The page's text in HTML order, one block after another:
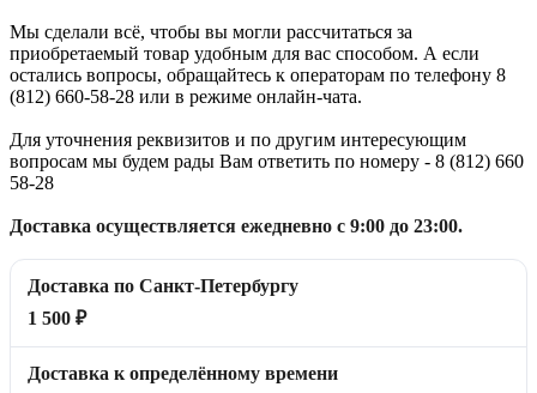
Мы сделали всё, чтобы вы могли рассчитаться за
приобретаемый товар удобным для вас способом. А если
остались вопросы, обращайтесь к операторам по телефону 8
(812) 660-58-28 или в режиме онлайн-чата.
Для уточнения реквизитов и по другим интересующим
вопросам мы будем рады Вам ответить по номеру - 8 (812) 660
58-28
Доставка осуществляется ежедневно с 9:00 до 23:00.
Доставка по Санкт-Петербургу
1 500 ₽
Доставка к определённому времени